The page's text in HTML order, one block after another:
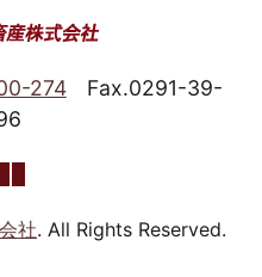
274
Fax.0291-39-
社. All Rights Reserved.